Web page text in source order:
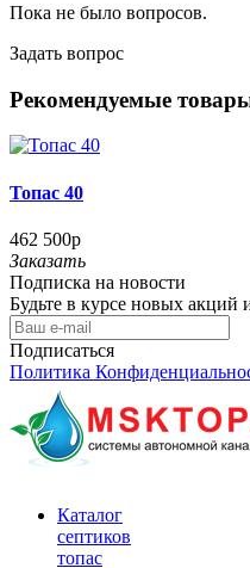
Пока не было вопросов.
Задать вопрос
Рекомендуемые
Топас 40
462 500р
Заказать
Подписка на новости
Будьте в курсе новых акций
Подписаться
Политика
Каталог
септиков
топас